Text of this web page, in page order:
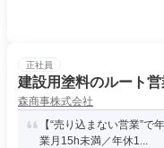
正社員
建設用塗料のルート営
森商事株式会社
【“売り込まない営業”
業月15h未満／年休1...